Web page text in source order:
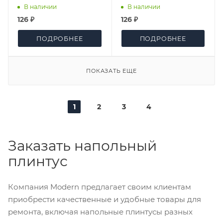
В наличии
126 ₽
ПОДРОБНЕЕ
В наличии
126 ₽
ПОДРОБНЕЕ
ПОКАЗАТЬ ЕЩЕ
1 2 3 4
Заказать напольный
плинтус
Компания Modern предлагает своим клиентам
приобрести качественные и удобные товары для
ремонта, включая напольные плинтусы разных